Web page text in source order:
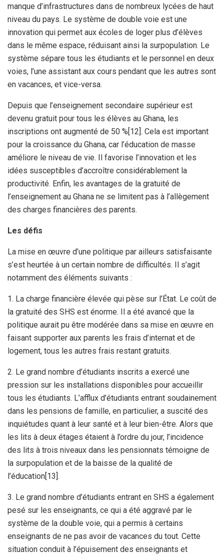
manque d’infrastructures dans de nombreux lycées de haut
niveau du pays. Le système de double voie est une
innovation qui permet aux écoles de loger plus d’élèves
dans le même espace, réduisant ainsi la surpopulation. Le
système sépare tous les étudiants et le personnel en deux
voies, l’une assistant aux cours pendant que les autres sont
en vacances, et vice-versa.
Depuis que l’enseignement secondaire supérieur est
devenu gratuit pour tous les élèves au Ghana, les
inscriptions ont augmenté de 50 %[12]. Cela est important
pour la croissance du Ghana, car l’éducation de masse
améliore le niveau de vie. Il favorise l’innovation et les
idées susceptibles d’accroître considérablement la
productivité. Enfin, les avantages de la gratuité de
l’enseignement au Ghana ne se limitent pas à l’allègement
des charges financières des parents.
Les défis
La mise en œuvre d’une politique par ailleurs satisfaisante
s’est heurtée à un certain nombre de difficultés. Il s’agit
notamment des éléments suivants :
1. La charge financière élevée qui pèse sur l’État. Le coût de
la gratuité des SHS est énorme. Il a été avancé que la
politique aurait pu être modérée dans sa mise en œuvre en
faisant supporter aux parents les frais d’internat et de
logement, tous les autres frais restant gratuits.
2. Le grand nombre d’étudiants inscrits a exercé une
pression sur les installations disponibles pour accueillir
tous les étudiants. L’afflux d’étudiants entrant soudainement
dans les pensions de famille, en particulier, a suscité des
inquiétudes quant à leur santé et à leur bien-être. Alors que
les lits à deux étages étaient à l’ordre du jour, l’incidence
des lits à trois niveaux dans les pensionnats témoigne de
la surpopulation et de la baisse de la qualité de
l’éducation[13].
3. Le grand nombre d’étudiants entrant en SHS a également
pesé sur les enseignants, ce qui a été aggravé par le
système de la double voie, qui a permis à certains
enseignants de ne pas avoir de vacances du tout. Cette
situation conduit à l’épuisement des enseignants et